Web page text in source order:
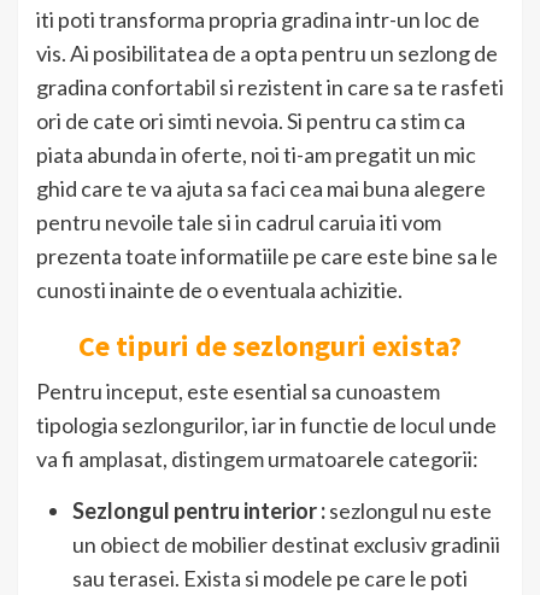
iti poti transforma propria gradina intr-un loc de
vis. Ai posibilitatea de a opta pentru un sezlong de
gradina confortabil si rezistent in care sa te rasfeti
ori de cate ori simti nevoia. Si pentru ca stim ca
piata abunda in oferte, noi ti-am pregatit un mic
ghid care te va ajuta sa faci cea mai buna alegere
pentru nevoile tale si in cadrul caruia iti vom
prezenta toate informatiile pe care este bine sa le
cunosti inainte de o eventuala achizitie.
Ce tipuri de sezlonguri exista?
Pentru inceput, este esential sa cunoastem
tipologia sezlongurilor, iar in functie de locul unde
va fi amplasat, distingem urmatoarele categorii:
Sezlongul pentru interior :sezlongul nu este
un obiect de mobilier destinat exclusiv gradinii
sau terasei. Exista si modele pe care le poti